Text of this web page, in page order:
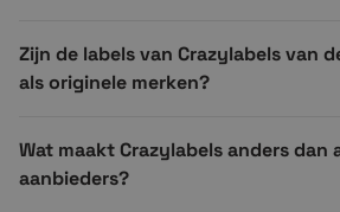
Zijn de labels van Crazylabels van
als originele merken?
Wat maakt Crazylabels anders dan
aanbieders?